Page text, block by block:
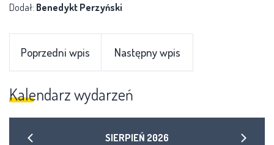
Dodał: Benedykt Perzyński
Poprzedni wpis Następny wpis
Kalendarz wydarzeń
SIERPIEŃ 2026